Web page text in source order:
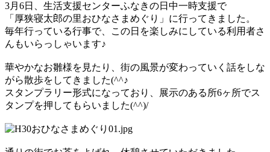
3月6日、生活支援センターふなきの日中一時支援で
「厚狭寝太郎の里おひなさまめぐり」に行ってきました。
毎年行っている行事で、この日を楽しみにしている利用者さ
んもいらっしゃいます♪
華やかなお雛様を見たり、街の風景が変わっていく話をしな
がら散歩をしてきました(^^♪
スタンプラリー形式になっており、展示のある所6ヶ所でス
タンプを押してもらいました(^^)/